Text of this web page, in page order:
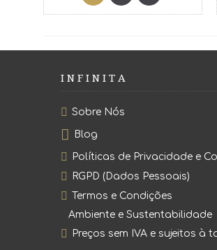
I N F I N I T A
Sobre Nós
Blog
Políticas de Privacidade e
RGPD (Dados Pessoais)
Termos e Condições
Ambiente e Sustentabilidade
Preços sem IVA e sujeitos à